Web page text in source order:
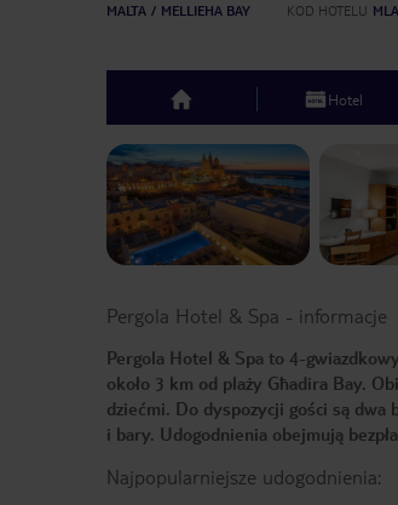
MALTA MELLIEHA BAY KOD HOTELU
top Hotel
Previous slide
Pergola Hotel & Spa - informacje
Pergola Hotel & Spa to 4-
około 3 km od plaży Għadira Bay.
dziećmi. Do dyspozycji gości są
i bary. Udogodnienia obejmują
Najpopularniejsze udogodnienia: